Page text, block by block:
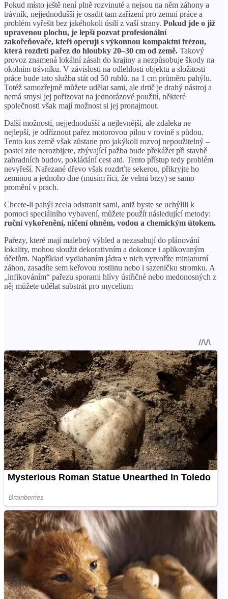
Pokud místo ještě není plně rozvinuté a nejsou na něm záhony a
trávník, nejjednodušší je osadit tam zařízení pro zemní práce a
problém vyřešit bez jakéhokoli úsilí z vaší strany. Pokud jde o již
upravenou plochu, je lepší pozvat profesionální
zakořeňovače, kteří operují s výkonnou kompaktní frézou,
která rozdrtí pařez do hloubky 20–30 cm od země. Takový
provoz znamená lokální zásah do krajiny a nezpůsobuje škody na
okolním trávníku. V závislosti na odlehlosti objektu a složitosti
práce bude tato služba stát od 50 rublů. na 1 cm průměru pahýlu.
Totéž samozřejmě můžete udělat sami, ale drtič je drahý nástroj a
nemá smysl jej pořizovat na jednorázové použití, některé
společnosti však mají možnost si jej pronajmout.
Další možností, nejjednodušší a nejlevnější, ale zdaleka ne
nejlepší, je odříznout pařez motorovou pilou v rovině s půdou.
Tento kus země však zůstane pro jakýkoli rozvoj nepoužitelný –
postel zde nerozbijete, zbývající pažba bude překážet při stavbě
zahradních budov, pokládání cest atd. Tento přístup tedy problém
nevyřeší. Nařezané dřevo však rozdrťte sekerou, přikryjte ho
zeminou a jednoho dne (musím říci, že velmi brzy) se samo
promění v prach.
Chcete-li pahýl zcela odstranit sami, aniž byste se uchýlili k
pomoci speciálního vybavení, můžete použít následující metody:
ruční vykořenění, ničení ohněm, vodou a chemickým útokem.
Pařezy, které mají malebný výhled a nezasahují do plánování
lokality, mohou sloužit dekorativním a dokonce i aplikovaným
účelům. Například vydlabaním jádra v nich vytvoříte miniaturní
záhon, zasadíte sem keřovou rostlinu nebo i sazeničku stromku. A
„infikováním“ pařezu sporami hlívy ústřičné nebo medonosných z
něj můžete udělat substrát pro mycelium